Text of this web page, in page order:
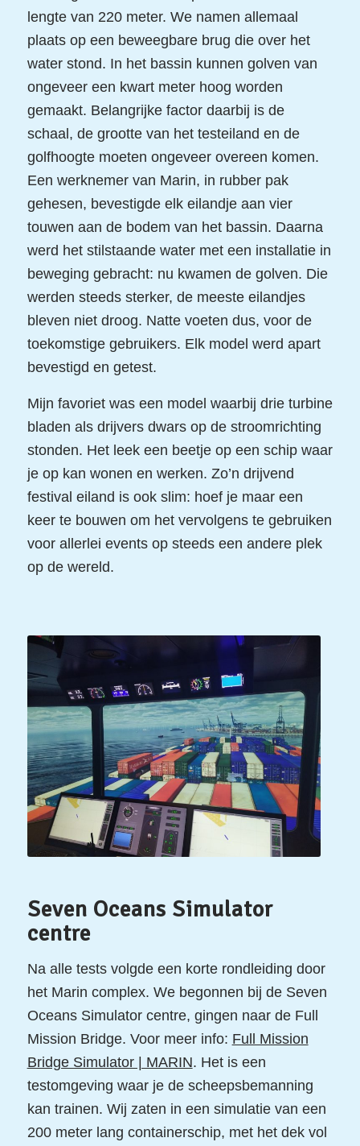
lengte van 220 meter. We namen allemaal
plaats op een beweegbare brug die over het
water stond. In het bassin kunnen golven van
ongeveer een kwart meter hoog worden
gemaakt. Belangrijke factor daarbij is de
schaal, de grootte van het testeiland en de
golfhoogte moeten ongeveer overeen komen.
Een werknemer van Marin, in rubber pak
gehesen, bevestigde elk eilandje aan vier
touwen aan de bodem van het bassin. Daarna
werd het stilstaande water met een installatie in
beweging gebracht: nu kwamen de golven. Die
werden steeds sterker, de meeste eilandjes
bleven niet droog. Natte voeten dus, voor de
toekomstige gebruikers. Elk model werd apart
bevestigd en getest.
Mijn favoriet was een model waarbij drie turbine
bladen als drijvers dwars op de stroomrichting
stonden. Het leek een beetje op een schip waar
je op kan wonen en werken. Zo’n drijvend
festival eiland is ook slim: hoef je maar een
keer te bouwen om het vervolgens te gebruiken
voor allerlei events op steeds een andere plek
op de wereld.
Seven Oceans Simulator
centre
Na alle tests volgde een korte rondleiding door
het Marin complex. We begonnen bij de Seven
Oceans Simulator centre, gingen naar de Full
Mission Bridge. Voor meer info: Full Mission
Bridge Simulator | MARIN. Het is een
testomgeving waar je de scheepsbemanning
kan trainen. Wij zaten in een simulatie van een
200 meter lang containerschip, met het dek vol